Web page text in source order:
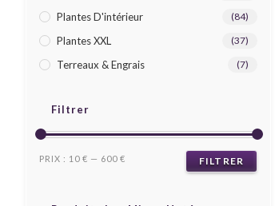
Plantes D'intérieur (84)
Plantes XXL (37)
Terreaux & Engrais (7)
Filtrer
FILTRER
PRIX : 10 € — 600 €